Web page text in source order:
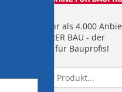
Finden Sie mehr als 4.000
EINKAUFSFÜHRER BAU - der
Suchmaschine für Bauprofis!